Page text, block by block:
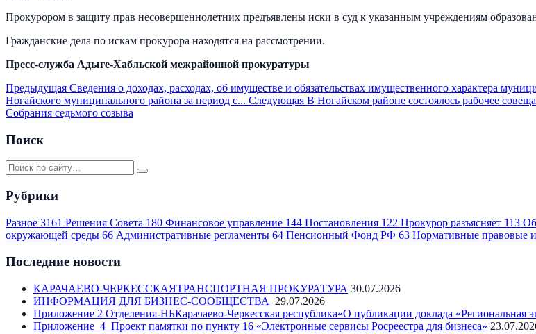
Прокурором в защиту прав несовершеннолетних предъявлены иски в суд к указанным учреждениям
Гражданские дела по искам прокурора находятся на рассмотрении.
Пресс-служба Адыге-Хабльской межрайонной прокуратуры
Предыдущая Сведения о доходах, расходах, об имуществе и обязательствах имущественного характера
Ногайского муниципального района за период с... Следующая В Ногайском районе состоялось рабочее
Собрания седьмого созыва
Поиск
Рубрики
Разное 3161 Решения Совета 180 Финансовое управление 144 Постановления 122 Прокурор разъясняет 113
окружающей среды 66 Административные регламенты 64 Пенсионный Фонд РФ 63 Нормативные правовые
Последние новости
КАРАЧАЕВО-ЧЕРКЕССКАЯТРАНСПОРТНАЯ ПРОКУРАТУРА 30.07.2026
ИНФОРМАЦИЯ ДЛЯ БИЗНЕС-СООБЩЕСТВА
29.07.2026
Приложение 2 Отделения-НБКарачаево-Черкесская республика«О публикации доклада «Региональная
Приложение_4_Проект памятки по пункту 16 «Электронные сервисы Росреестра для бизнеса»